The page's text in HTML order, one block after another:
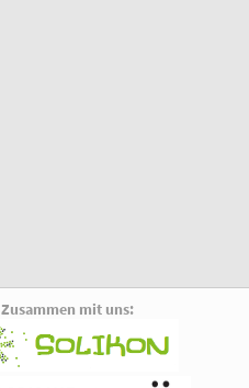
Zusammen mit uns: